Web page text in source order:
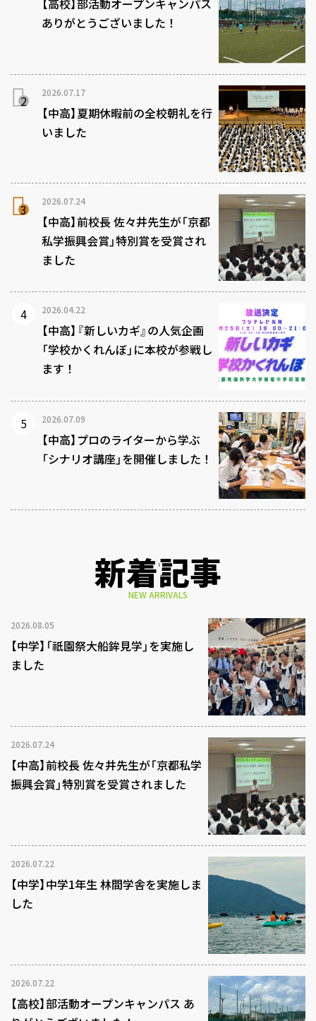
【高校】部活動オープンキャンパス
ありがとうございました！
2026.07.17
【中高】夏期休暇前の全校朝礼を行
いました
2026.07.24
【中高】前校長 佐々井先生が「京都
私学振興会賞」特別賞を受賞され
ました
2026.04.22
【中高】『新しいカギ』の人気企画
「学校かくれんぼ」に本校が参戦し
ます！
2026.07.09
【中高】プロのライターから学ぶ
「シナリオ講座」を開催しました！
新着記事
NEW ARRIVALS
2026.08.05
【中学】「祇園祭大船鉾見学」を実施し
ました
2026.07.24
【中高】前校長 佐々井先生が「京都私学
振興会賞」特別賞を受賞されました
2026.07.22
【中学】中学1年生 林間学舎を実施しま
した
2026.07.22
【高校】部活動オープンキャンパス あ